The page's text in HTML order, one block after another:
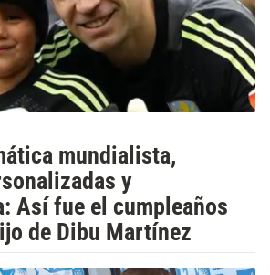
mundialista,
y
Así fue el cumpleaños
de Dibu Martínez